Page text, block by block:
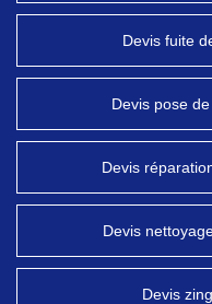
Devis fuite
Devis pose
Devis
Devis
Devis